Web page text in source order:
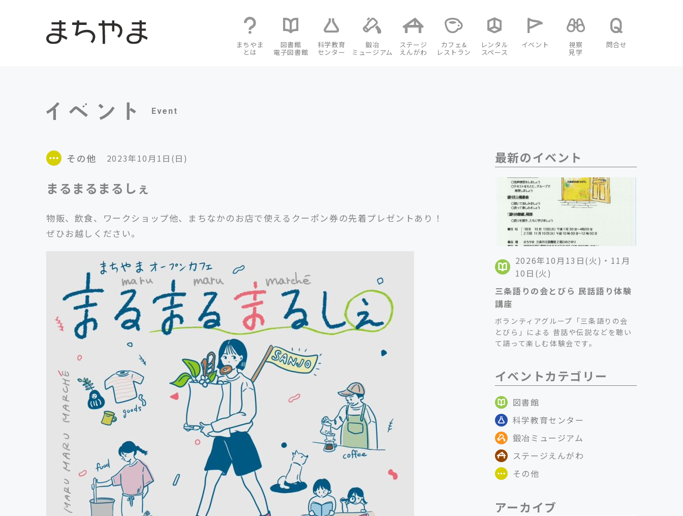
まちやま
とは
図書館
電子図書館
科学教育
センター
鍛冶
ミュージアム
ステージ
えんがわ
カフェ&
レストラン
レンタル
スペース
イベント 視察
見学
問合せ
Event
その他 2023年10月1日(日)
まるまるまるしぇ
物販、飲食、ワークショップ他、まちなかのお店で使えるクーポン券の先着プレゼントあり！
ぜひお越しください。
最新のイベント
2026年10月13日(火)・11月
10日(火)
三条語りの会とびら 民話語り体験
講座
ボランティアグループ「三条語りの会
とびら」による 昔話や伝説などを聴い
て語って楽しむ体験会です。
イベントカテゴリー
図書館
科学教育センター
鍛冶ミュージアム
ステージえんがわ
その他
アーカイブ